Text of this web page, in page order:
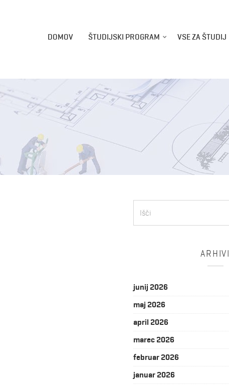
DOMOV ŠTUDIJSKI PROGRAM VSE ZA ŠTUDIJ
ARHIVI
junij 2026
maj 2026
april 2026
marec 2026
februar 2026
januar 2026